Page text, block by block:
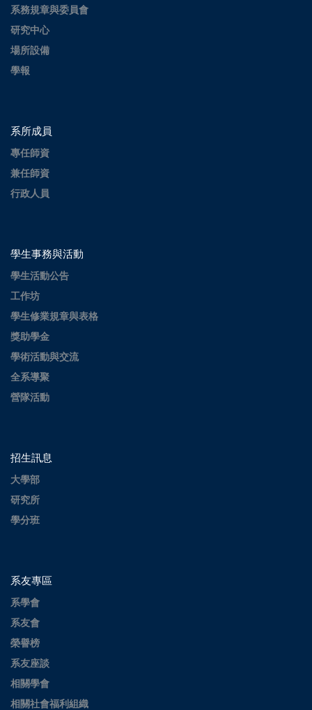
系務規章與委員會
研究中心
場所設備
學報
系所成員
專任師資
兼任師資
行政人員
學生事務與活動
學生活動公告
工作坊
學生修業規章與表格
獎助學金
學術活動與交流
全系導聚
營隊活動
招生訊息
大學部
研究所
學分班
系友專區
系學會
系友會
榮譽榜
系友座談
相關學會
相關社會福利組織